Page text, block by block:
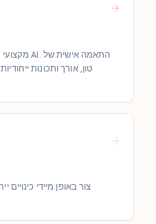
טון, אורך ותכונות
צור באופן מיידי